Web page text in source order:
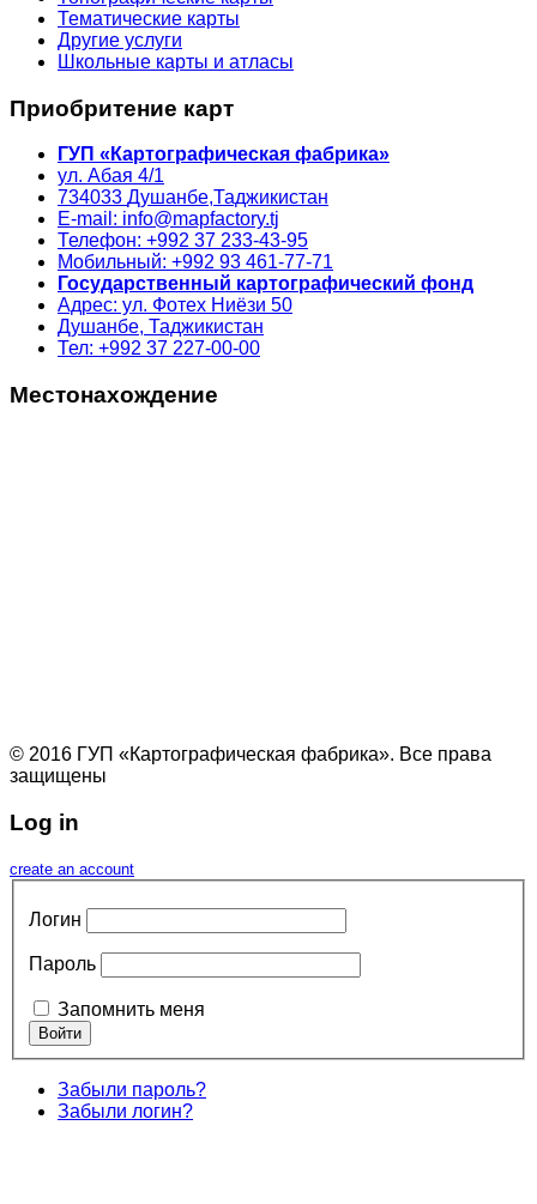
Тематические карты
Другие услуги
Школьные карты и атласы
Приобритение карт
ГУП «Картографическая фабрика»
ул. Абая 4/1
734033 Душанбе,Таджикистан
E-mail: info@mapfactory.tj
Телефон: +992 37 233-43-95
Мобильный: +992 93 461-77-71
Государственный картографический фонд
Адрес: ул. Фотех Ниёзи 50
Душанбе, Таджикистан
Тел: +992 37 227-00-00
Местонахождение
© 2016 ГУП «Картографическая фабрика». Все права
защищены
Log in
create an account
Логин
Пароль
Запомнить меня
Забыли пароль?
Забыли логин?